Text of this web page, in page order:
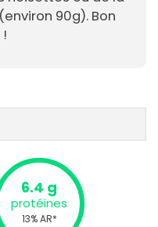
90g). Bon
6.4 g
protéines
13% AR*